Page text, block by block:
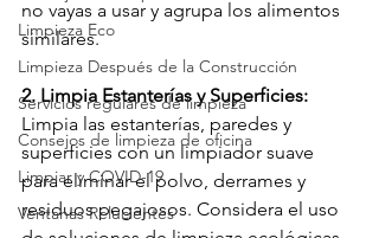
Limpieza Eco
Limpieza Después de la Construcción
Servicios regulares de limpieza
Consejos de limpieza de oficina
Limpiar y COVID-19
Ventanas Relucientes
no vayas a usar y agrupa los alimentos
similares.
2. Limpia Estanterías y Superficies:
Limpia las estanterías, paredes y
superficies con un limpiador suave
para eliminar el polvo, derrames y
residuos pegajosos. Considera el uso